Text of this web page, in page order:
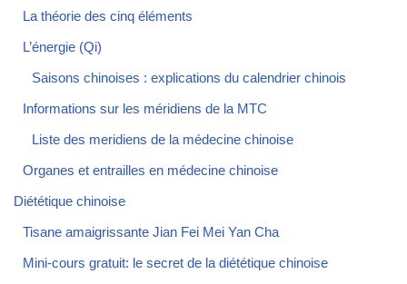
La théorie des cinq éléments
L’énergie (Qi)
Saisons chinoises : explications du calendrier chinois
Informations sur les méridiens de la MTC
Liste des meridiens de la médecine chinoise
Organes et entrailles en médecine chinoise
Diététique chinoise
Tisane amaigrissante Jian Fei Mei Yan Cha
Mini-cours gratuit: le secret de la diététique chinoise